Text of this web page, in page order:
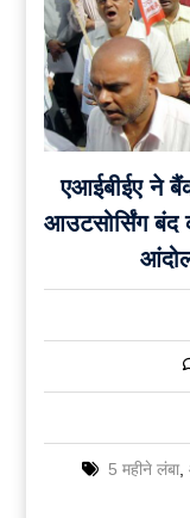
एआईबीईए ने
आउटसोर्सिंग
5 महीने लंबा,